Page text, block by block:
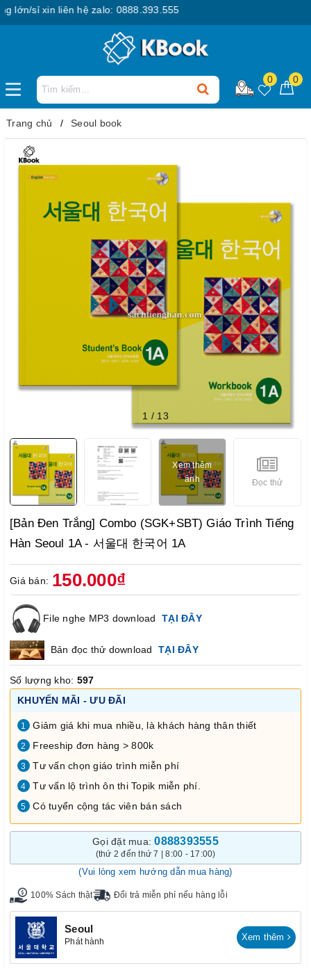
sỉ xin liên hệ zalo: 0888.393.555
0 0
Trang chủ Seoul book
1 / 13
Xem thêm
ảnh
Đọc thử
[Bản Đen Trắng] Combo (SGK+SBT) Giáo Trình Tiếng
Hàn Seoul 1A - 서울대 한국어 1A
Giá bán: 150.000₫
File nghe MP3 download TẠI ĐÂY
Bản đọc thử download TẠI ĐÂY
Số lượng kho: 597
KHUYẾN MÃI - ƯU ĐÃI
1 Giảm giá khi mua nhiều, là khách hàng thân thiết
2 Freeship đơn hàng > 800k
3 Tư vấn chọn giáo trình miễn phí
4 Tư vấn lộ trình ôn thi Topik miễn phí.
5 Có tuyển cộng tác viên bán sách
Gọi đặt mua:0888393555
(thứ 2 đến thứ 7 | 8:00 - 17:00)
(Vui lòng xem hướng dẫn mua hàng)
100% Sách thật Đổi trả miễn phí nếu hàng lỗi
Seoul
Phát hành Xem thêm